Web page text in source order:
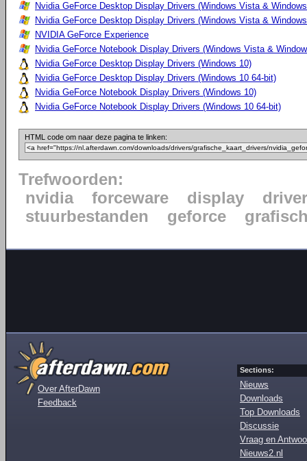
Nvidia GeForce Desktop Display Drivers (Windows Vista &
Nvidia GeForce Desktop Display Drivers (Windows Vista &
NVIDIA GeForce Experience
Nvidia GeForce Notebook Display Drivers (Windows Vista &
Nvidia GeForce Desktop Display Drivers (Windows 10)
Nvidia GeForce Desktop Display Drivers (Windows 10 64-bit)
Nvidia GeForce Notebook Display Drivers (Windows 10)
Nvidia GeForce Notebook Display Drivers (Windows 10 64-bit)
HTML code om naar deze pagina te linken:
Trefwoorden:
nvidia
forceware display
driver
stuurbestanden
geforce
Over AfterDawn
Feedback
Sections:
Nieuws
Downloads
Top Downloads
Discussie
Vraag en
Nieuws2.nl